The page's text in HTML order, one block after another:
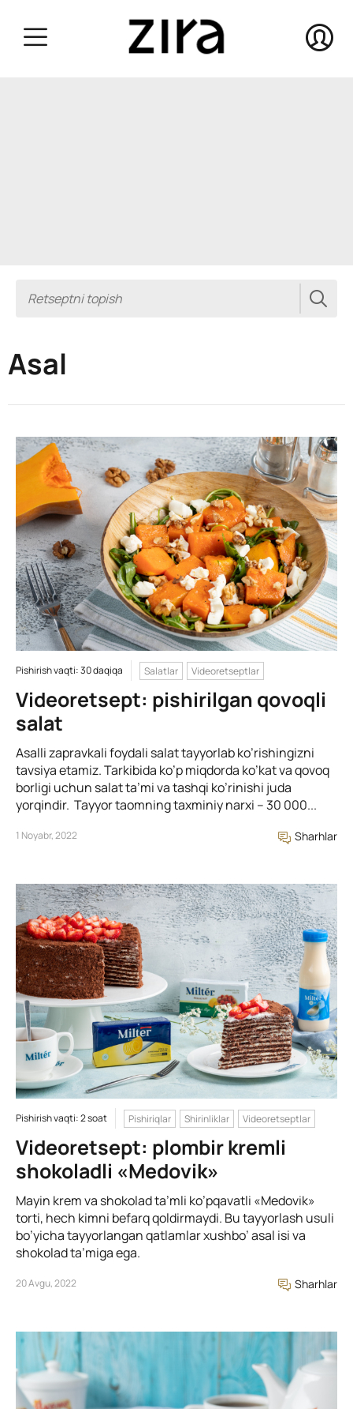
Asal
Pishirish vaqti: 30 daqiqa Salatlar Videoretseptlar
Videoretsept: pishirilgan qovoqli
salat
Asalli zapravkali foydali salat tayyorlab ko’rishingizni
tavsiya etamiz. Tarkibida ko’p miqdorda ko’kat va qovoq
borligi uchun salat ta’mi va tashqi ko’rinishi juda
yorqindir. Tayyor taomning taxminiy narxi – 30 000...
1 Noyabr, 2022 Sharhlar
Pishirish vaqti: 2 soat Pishiriqlar Shirinliklar Videoretseptlar
Videoretsept: plombir kremli
shokoladli «Medovik»
Mayin krem va shokolad ta’mli ko’pqavatli «Medovik»
torti, hech kimni befarq qoldirmaydi. Bu tayyorlash usuli
bo’yicha tayyorlangan qatlamlar xushbo’ asal isi va
shokolad ta’miga ega.
20 Avgu, 2022 Sharhlar